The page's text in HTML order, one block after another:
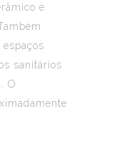
e
espaços
sanitários
O